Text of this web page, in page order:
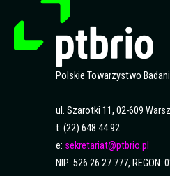
Polskie Towarzystwo
ul. Szarotki 11, 02-609
t: (22) 648 44 92
e: sekretariat@ptbrio.pl
NIP: 526 26 27 777, REGON: